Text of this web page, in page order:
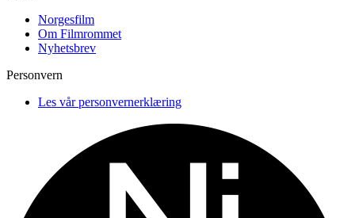
Norgesfilm
Om Filmrommet
Nyhetsbrev
Personvern
Les vår personvernerklæring